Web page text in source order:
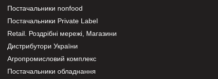
Постачальники nonfood
Постачальники Private Label
Retail. Роздрібні мережі, Магазини
Дистрибутори України
Агропромисловий комплекс
Постачальники обладнання